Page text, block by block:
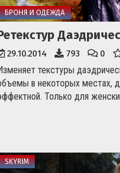
БРОНЯ И ОДЕЖДА
29.10.2014 793 0
текстуры
в некоторых местах,
Только для
SKYRIM